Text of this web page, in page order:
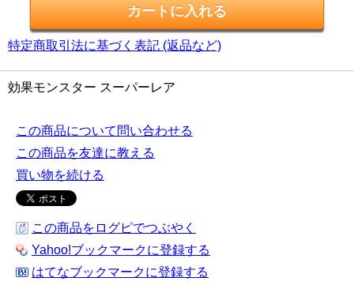
特定商取引法に基づく表記 (返品など)
効果モンスター スーパーレア
この商品について問い合わせる
この商品を友達に教える
買い物を続ける
この商品をログピでつぶやく
Yahoo!ブックマークに登録する
はてなブックマークに登録する